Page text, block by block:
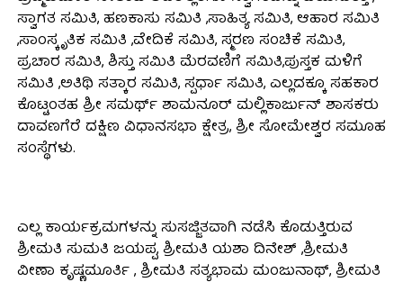
ಸ್ವಾಗತ ಸಮಿತಿ, ಹಣಕಾಸು ಸಮಿತಿ ,ಸಾಹಿತ್ಯ ಸಮಿತಿ, ಆಹಾರ ಸಮಿತಿ
,ಸಾಂಸ್ಕೃತಿಕ ಸಮಿತಿ ,ವೇದಿಕೆ ಸಮಿತಿ, ಸ್ಮರಣ ಸಂಚಿಕೆ ಸಮಿತಿ,
ಪ್ರಚಾರ ಸಮಿತಿ, ಶಿಸ್ತು ಸಮಿತಿ ಮೆರವಣಿಗೆ ಸಮಿತಿ,ಪುಸ್ತಕ ಮಳಿಗೆ
ಸಮಿತಿ ,ಅತಿಥಿ ಸತ್ಕಾರ ಸಮಿತಿ, ಸ್ಪರ್ಧಾ ಸಮಿತಿ, ಎಲ್ಲದಕ್ಕೂ ಸಹಕಾರ
ಕೊಟ್ಟಂತಹ ಶ್ರೀ ಸಮರ್ಥ್ ಶಾಮನೂರ್ ಮಲ್ಲಿಕಾರ್ಜುನ್ ಶಾಸಕರು
ದಾವಣಗೆರೆ ದಕ್ಷಿಣ ವಿಧಾನಸಭಾ ಕ್ಷೇತ್ರ, ಶ್ರೀ ಸೋಮೇಶ್ವರ ಸಮೂಹ
ಸಂಸ್ಥೆಗಳು.
ಎಲ್ಲ ಕಾರ್ಯಕ್ರಮಗಳನ್ನು ಸುಸಜ್ಜಿತವಾಗಿ ನಡೆಸಿ ಕೊಡುತ್ತಿರುವ
ಶ್ರೀಮತಿ ಸುಮತಿ ಜಯಪ್ಪ, ಶ್ರೀಮತಿ ಯಶಾ ದಿನೇಶ್ ,ಶ್ರೀಮತಿ
ವೀಣಾ ಕೃಷ್ಣಮೂರ್ತಿ , ಶ್ರೀಮತಿ ಸತ್ಯಭಾಮ ಮಂಜುನಾಥ್, ಶ್ರೀಮತಿ